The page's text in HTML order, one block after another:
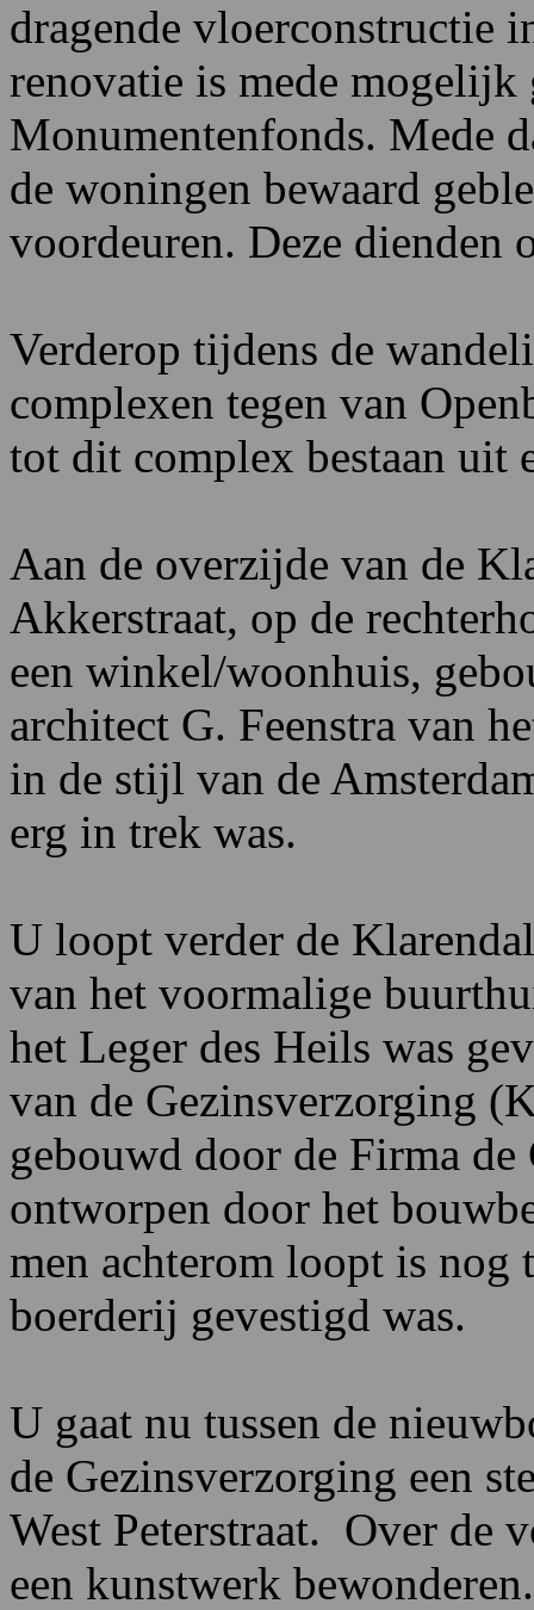
dragende vloerconstructie
renovatie is mede
Monumentenfonds. Mede
de woningen bewaard
voordeuren. Deze dienden
Verderop tijdens de
complexen tegen van
tot dit complex bestaan uit
Aan de overzijde van de
Akkerstraat, op de
een winkel/woonhuis,
architect G. Feenstra van
in de stijl van de
erg in trek was.
U loopt verder de
van het voormalige
het Leger des Heils was
van de Gezinsverzorging
gebouwd door de Firma
ontworpen door het
men achterom loopt is nog
boerderij gevestigd was.
U gaat nu tussen de
de Gezinsverzorging een
West Peterstraat. Over de
een kunstwerk